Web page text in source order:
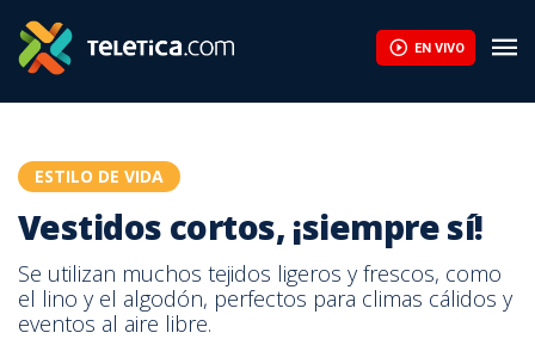
EN VIVO
ESTILO DE VIDA
Vestidos cortos, ¡siempre sí!
Se utilizan muchos tejidos ligeros y frescos, como
el lino y el algodón, perfectos para climas cálidos y
eventos al aire libre.